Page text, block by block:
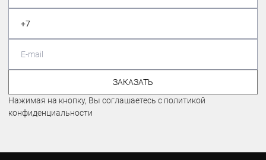
ЗАКАЗАТЬ
Нажимая на кнопку, Вы соглашаетесь с политикой
конфиденциальности